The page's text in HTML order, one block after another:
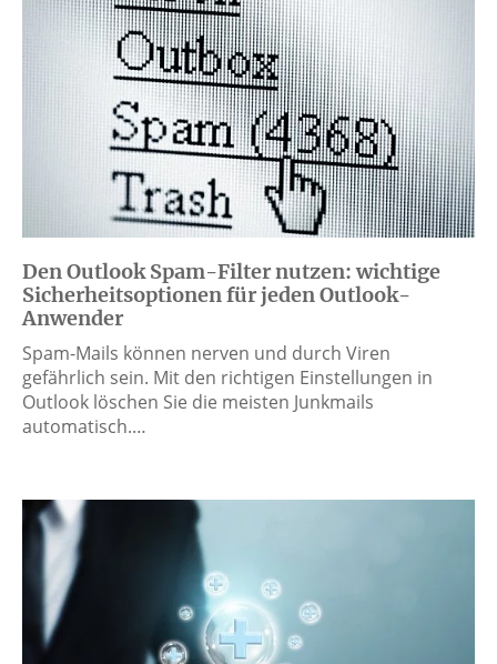
Den Outlook Spam-Filter nutzen: wichtige
Sicherheitsoptionen für jeden Outlook-
Anwender
Spam-Mails können nerven und durch Viren
gefährlich sein. Mit den richtigen Einstellungen in
Outlook löschen Sie die meisten Junkmails
automatisch.…